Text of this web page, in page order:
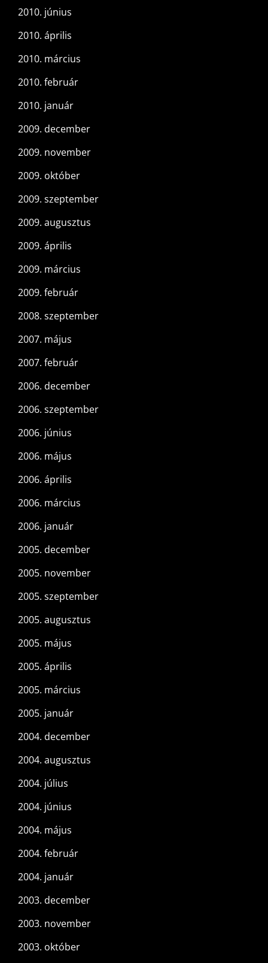
2010. június
2010. április
2010. március
2010. február
2010. január
2009. december
2009. november
2009. október
2009. szeptember
2009. augusztus
2009. április
2009. március
2009. február
2008. szeptember
2007. május
2007. február
2006. december
2006. szeptember
2006. június
2006. május
2006. április
2006. március
2006. január
2005. december
2005. november
2005. szeptember
2005. augusztus
2005. május
2005. április
2005. március
2005. január
2004. december
2004. augusztus
2004. július
2004. június
2004. május
2004. február
2004. január
2003. december
2003. november
2003. október